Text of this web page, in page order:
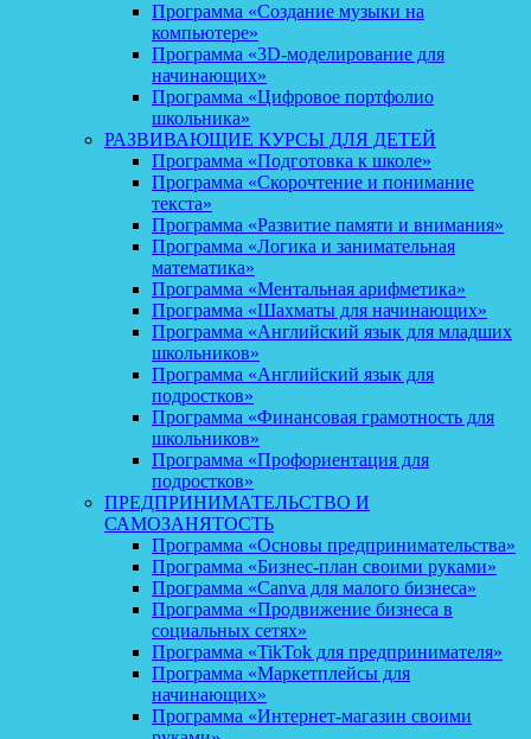
Программа «Создание музыки на
компьютере»
Программа «3D-моделирование для
начинающих»
Программа «Цифровое портфолио
школьника»
РАЗВИВАЮЩИЕ КУРСЫ ДЛЯ ДЕТЕЙ
Программа «Подготовка к школе»
Программа «Скорочтение и понимание
текста»
Программа «Развитие памяти и внимания»
Программа «Логика и занимательная
математика»
Программа «Ментальная арифметика»
Программа «Шахматы для начинающих»
Программа «Английский язык для младших
школьников»
Программа «Английский язык для
подростков»
Программа «Финансовая грамотность для
школьников»
Программа «Профориентация для
подростков»
ПРЕДПРИНИМАТЕЛЬСТВО И
САМОЗАНЯТОСТЬ
Программа «Основы предпринимательства»
Программа «Бизнес-план своими руками»
Программа «Canva для малого бизнеса»
Программа «Продвижение бизнеса в
социальных сетях»
Программа «TikTok для предпринимателя»
Программа «Маркетплейсы для
начинающих»
Программа «Интернет-магазин своими